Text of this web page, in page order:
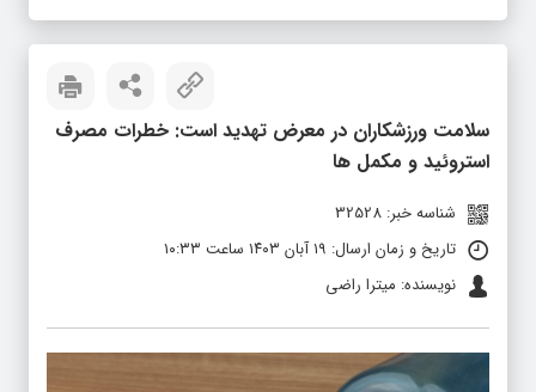
سلامت ورزشکاران در معرض تهدید است: خطرات مصرف
استروئید و مکمل‌ ها
شناسه خبر: 32528
تاریخ و زمان ارسال: ۱۹ آبان ۱۴۰۳ ساعت ۱۰:۳۳
نویسنده: میترا راضی